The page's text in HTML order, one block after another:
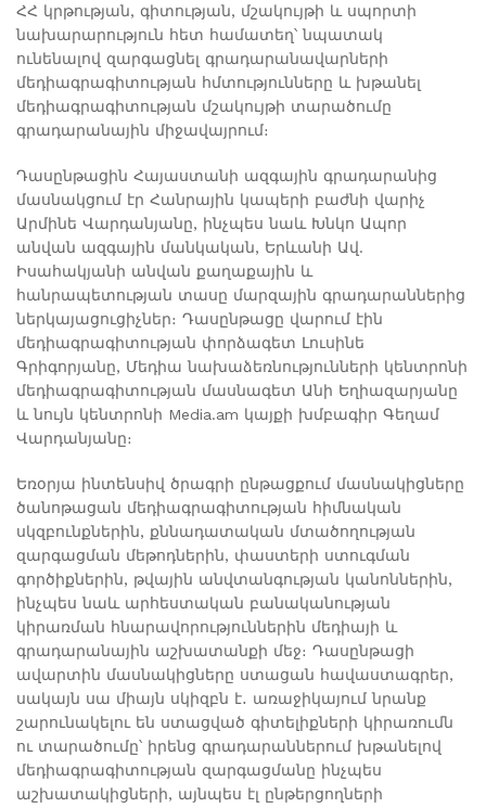
ՀՀ կրթության, գիտության, մշակույթի և սպորտի
նախարարություն հետ համատեղ՝ նպատակ
ունենալով զարգացնել գրադարանավարների
մեդիագրագիտության հմտությունները և խթանել
մեդիագրագիտության մշակույթի տարածումը
գրադարանային միջավայրում։
Դասընթացին Հայաստանի ազգային գրադարանից
մասնակցում էր Հանրային կապերի բաժնի վարիչ
Արմինե Վարդանյանը, ինչպես նաև Խնկո Ապոր
անվան ազգային մանկական, Երևանի Ավ.
Իսահակյանի անվան քաղաքային և
հանրապետության տասը մարզային գրադարաններից
ներկայացուցիչներ։ Դասընթացը վարում էին
մեդիագրագիտության փորձագետ Լուսինե
Գրիգորյանը, Մեդիա նախաձեռնությունների կենտրոնի
մեդիագրագիտության մասնագետ Անի Եղիազարյանը
և նույն կենտրոնի Media.am կայքի խմբագիր Գեղամ
Վարդանյանը։
Եռօրյա ինտենսիվ ծրագրի ընթացքում մասնակիցները
ծանոթացան մեդիագրագիտության հիմնական
սկզբունքներին, քննադատական մտածողության
զարգացման մեթոդներին, փաստերի ստուգման
գործիքներին, թվային անվտանգության կանոններին,
ինչպես նաև արհեստական բանականության
կիրառման հնարավորություններին մեդիայի և
գրադարանային աշխատանքի մեջ։ Դասընթացի
ավարտին մասնակիցները ստացան հավաստագրեր,
սակայն սա միայն սկիզբն է․ առաջիկայում նրանք
շարունակելու են ստացված գիտելիքների կիրառումն
ու տարածումը՝ իրենց գրադարաններում խթանելով
մեդիագրագիտության զարգացմանը ինչպես
աշխատակիցների, այնպես էլ ընթերցողների